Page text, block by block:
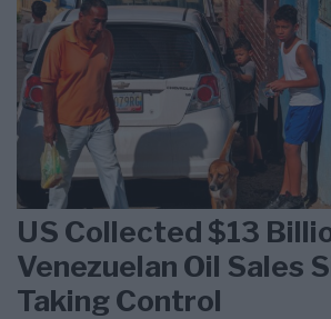
US Collected $13
Venezuelan Oil Sales
Taking Control